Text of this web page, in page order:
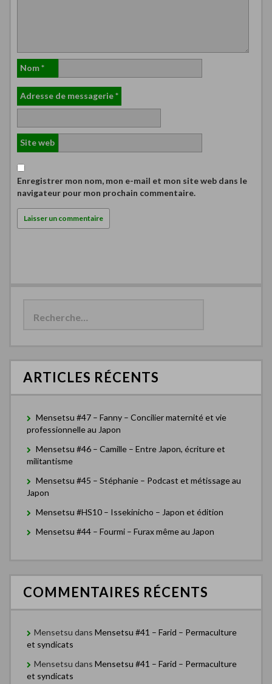
Nom*
Adresse de messagerie*
Site web
Enregistrer mon nom, mon e-mail et mon site web dans le
navigateur pour mon prochain commentaire.
h
ARTICLES RÉCENTS
Mensetsu #47 – Fanny – Concilier maternité et vie
professionnelle au Japon
Mensetsu #46 – Camille – Entre Japon, écriture et
militantisme
Mensetsu #45 – Stéphanie – Podcast et métissage au
Japon
Mensetsu #HS10 – Issekinicho – Japon et édition
Mensetsu #44 – Fourmi – Furax même au Japon
COMMENTAIRES RÉCENTS
Mensetsu dans Mensetsu #41 – Farid – Permaculture
et syndicats
Mensetsu dans Mensetsu #41 – Farid – Permaculture
et syndicats